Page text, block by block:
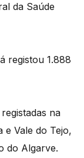
da Saúde
registou 1.888
na
e Vale do Tejo,
do Algarve.